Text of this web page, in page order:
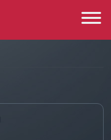
Toggle